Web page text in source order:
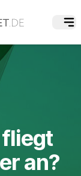
an?